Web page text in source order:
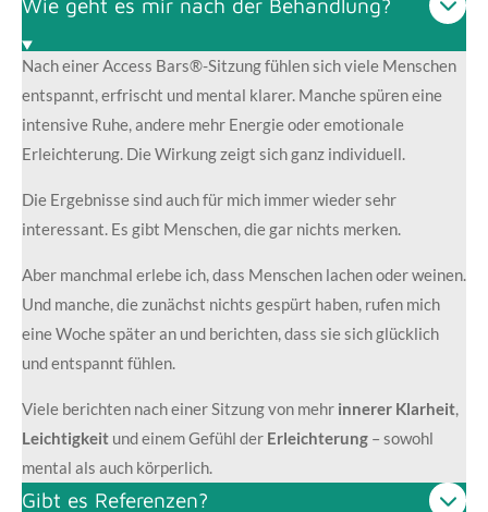
Wie geht es mir nach der Behandlung?
Nach einer Access Bars®-Sitzung fühlen sich viele Menschen
entspannt, erfrischt und mental klarer. Manche spüren eine
intensive Ruhe, andere mehr Energie oder emotionale
Erleichterung. Die Wirkung zeigt sich ganz individuell.
Die Ergebnisse sind auch für mich immer wieder sehr
interessant. Es gibt Menschen, die gar nichts merken.
Aber manchmal erlebe ich, dass Menschen lachen oder weinen.
Und manche, die zunächst nichts gespürt haben, rufen mich
eine Woche später an und berichten, dass sie sich glücklich
und entspannt fühlen.
Viele berichten nach einer Sitzung von mehr innerer Klarheit,
Leichtigkeit und einem Gefühl der Erleichterung – sowohl
mental als auch körperlich.
Gibt es Referenzen?